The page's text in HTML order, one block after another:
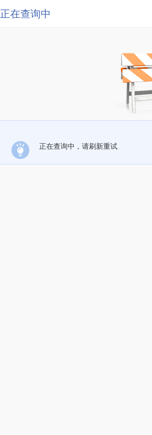
正在查询中
正在查询中，请刷新重试